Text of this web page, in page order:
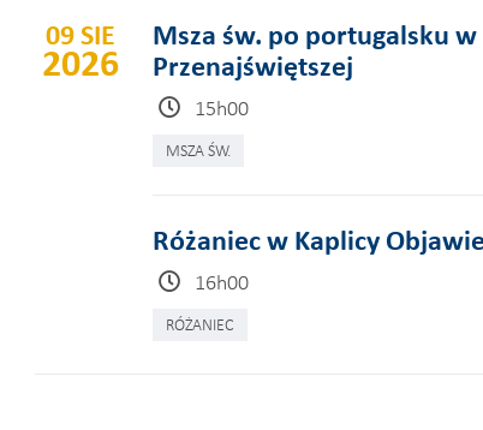
09 SIE
2026
Msza św. po portugalsku
Przenajświętszej
15h00
MSZA ŚW.
Różaniec w Kaplicy
16h00
RÓŻANIEC